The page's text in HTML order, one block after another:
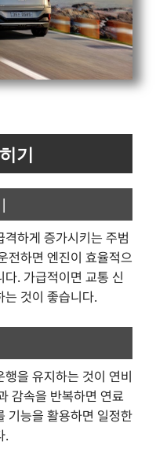
기
하게 증가시키는 주범
전하면 엔진이 효율적으
. 가급적이면 교통 신
는 것이 좋습니다.
을 유지하는 것이 연비
감속을 반복하면 연료
기능을 활용하면 일정한
.